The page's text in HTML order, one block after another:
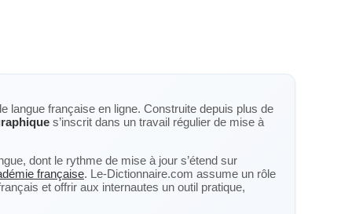
langue française en ligne. Construite depuis plus de
s’inscrit dans un travail régulier de mise à
dont le rythme de mise à jour s’étend sur
française. Le-Dictionnaire.com assume un rôle
et offrir aux internautes un outil pratique,